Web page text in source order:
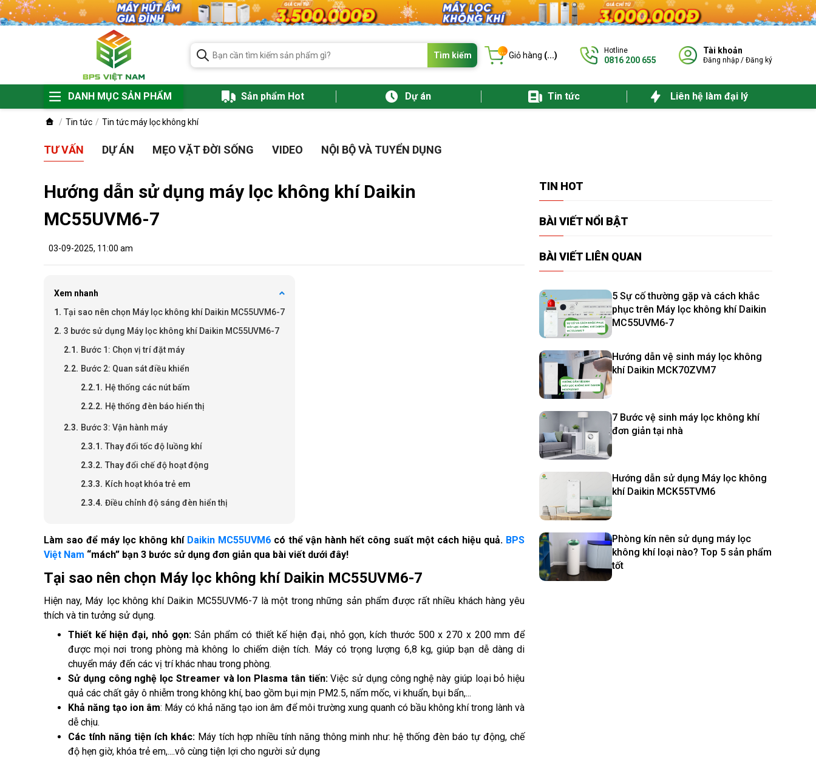
Tìm kiếm ... Giỏ hàng (...) Hotline
0816 200 655
Tài khoản
Đăng nhập / Đăng ký
DANH MỤC SẢN PHẨM Sản phẩm Hot Dự án Tin tức Liên hệ làm đại lý
Tin tức Tin tức máy lọc không khí
TƯ VẤN DỰ ÁN MẸO VẶT ĐỜI SỐNG VIDEO NỘI BỘ VÀ TUYỂN DỤNG
Hướng dẫn sử dụng máy lọc không khí Daikin
MC55UVM6-7
03-09-2025, 11:00 am
Xem nhanh
Tại sao nên chọn Máy lọc không khí Daikin MC55UVM6-7
3 bước sử dụng Máy lọc không khí Daikin MC55UVM6-7
Bước 1: Chọn vị trí đặt máy
Bước 2: Quan sát điều khiển
Hệ thống các nút bấm
Hệ thống đèn báo hiển thị
Bước 3: Vận hành máy
Thay đổi tốc độ luồng khí
Thay đổi chế độ hoạt động
Kích hoạt khóa trẻ em
Điều chỉnh độ sáng đèn hiển thị
Làm sao để máy lọc không khí Daikin MC55UVM6 có thể vận hành hết công suất một cách hiệu quả. BPS
Việt Nam “mách” bạn 3 bước sử dụng đơn giản qua bài viết dưới đây!
Tại sao nên chọn Máy lọc không khí Daikin MC55UVM6-7
Hiện nay, Máy lọc không khí Daikin MC55UVM6-7 là một trong những sản phẩm được rất nhiều khách hàng yêu
thích và tin tưởng sử dụng.
Thiết kế hiện đại, nhỏ gọn: Sản phẩm có thiết kế hiện đại, nhỏ gọn, kích thước 500 x 270 x 200 mm để
được mọi nơi trong phòng mà không lo chiếm diện tích. Máy có trọng lượng 6,8 kg, giúp bạn dễ dàng di
chuyển máy đến các vị trí khác nhau trong phòng.
Sử dụng công nghệ lọc Streamer và Ion Plasma tân tiến: Việc sử dụng công nghệ này giúp loại bỏ hiệu
quả các chất gây ô nhiễm trong không khí, bao gồm bụi mịn PM2.5, nấm mốc, vi khuẩn, bụi bẩn,...
Khả năng tạo ion âm: Máy có khả năng tạo ion âm để môi trường xung quanh có bầu không khí trong lành và
dễ chịu.
Các tính năng tiện ích khác: Máy tích hợp nhiều tính năng thông minh như: hệ thống đèn báo tự động, chế
độ hẹn giờ, khóa trẻ em,....vô cùng tiện lợi cho người sử dụng
TIN HOT
BÀI VIẾT NỔI BẬT
BÀI VIẾT LIÊN QUAN
5 Sự cố thường gặp và cách khắc
phục trên Máy lọc không khí Daikin
MC55UVM6-7
Hướng dẫn vệ sinh máy lọc không
khí Daikin MCK70ZVM7
7 Bước vệ sinh máy lọc không khí
đơn giản tại nhà
Hướng dẫn sử dụng Máy lọc không
khí Daikin MCK55TVM6
Phòng kín nên sử dụng máy lọc
không khí loại nào? Top 5 sản phẩm
tốt